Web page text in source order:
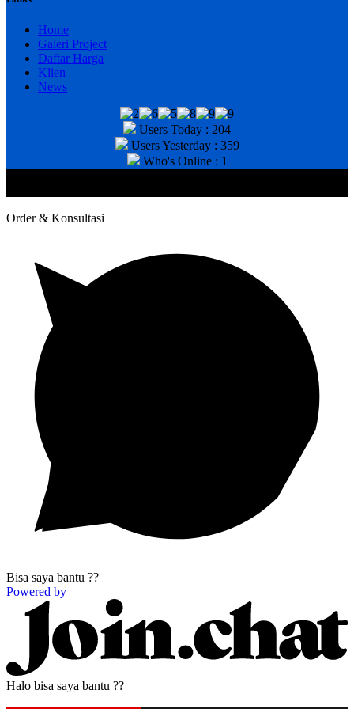
Home
Galeri Project
Daftar Harga
Klien
News
Users Today : 204
Users Yesterday : 359
Who's Online : 1
Order & Konsultasi
Bisa saya bantu ??
Powered by
Halo bisa saya bantu ??